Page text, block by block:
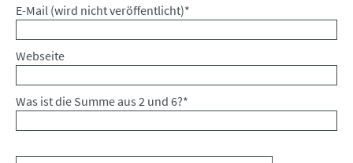
Pflichtfeld
E-Mail (wird nicht veröffentlicht)*
Webseite
Was ist die Summe aus 2 und 6?*